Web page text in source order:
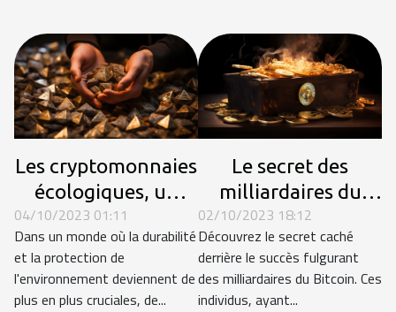
Les cryptomonnaies
écologiques, un
nouvel eldorado?
04/10/2023 01:11
Dans un monde où la durabilité
et la protection de
l'environnement deviennent de
plus en plus cruciales, de...
Le secret des
milliardaires du
Bitcoin dévoilé
02/10/2023 18:12
Découvrez le secret caché
derrière le succès fulgurant
des milliardaires du Bitcoin. Ces
individus, ayant...